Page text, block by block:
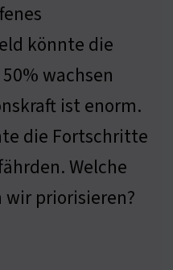
könnte die
wachsen
ist enorm.
die Fortschritte
Welche
priorisieren?